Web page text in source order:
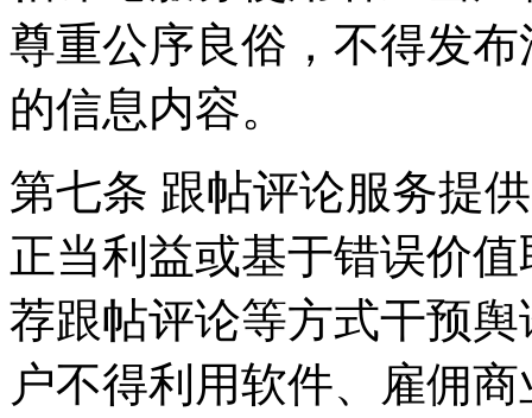
尊重公序良俗，不得发
的信息内容。
第七条 跟帖评论服务提
正当利益或基于错误价
荐跟帖评论等方式干预
户不得利用软件、雇佣